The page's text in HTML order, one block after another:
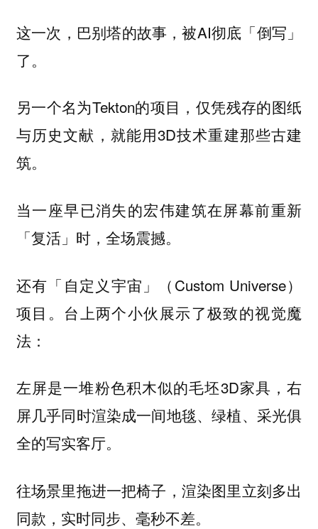
这一次，巴别塔的故事，被AI彻底「倒写」
了。
另一个名为Tekton的项目，仅凭残存的图纸
与历史文献，就能用3D技术重建那些古建
筑。
当一座早已消失的宏伟建筑在屏幕前重新
「复活」时，全场震撼。
还有「自定义宇宙」（Custom Universe）
项目。台上两个小伙展示了极致的视觉魔
法：
左屏是一堆粉色积木似的毛坯3D家具，右
屏几乎同时渲染成一间地毯、绿植、采光俱
全的写实客厅。
往场景里拖进一把椅子，渲染图里立刻多出
同款，实时同步、毫秒不差。